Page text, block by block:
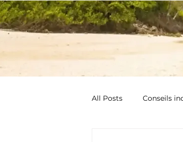
All Posts Conseils